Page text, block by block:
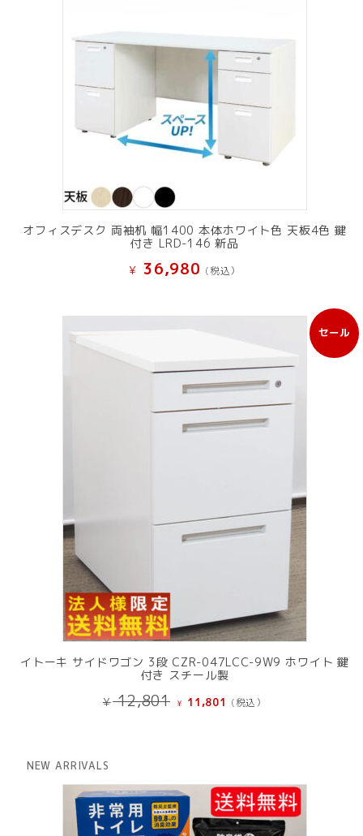
オフィスデスク 両袖机 幅1400 本体ホワイト色 天板4色 鍵
付き LRD-146 新品
¥ 36,980 (税込）
セール
販
売
イトーキ サイドワゴン 3段 CZR-047LCC-9W9 ホワイト 鍵
付き スチール製
¥12,801 元
で
し
た。
¥ 11,801 現
¥ 11,801
で
す。
(税込）
NEW ARRIVALS